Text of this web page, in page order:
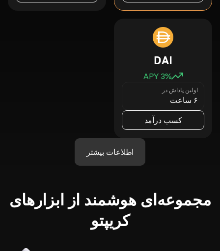
DAI
3% APY
اولین پاداش در
۶ ساعت
کسب درآمد
اطلاعات بیشتر
مجموعه‌ای هوشمند از ابزارهای
کریپتو